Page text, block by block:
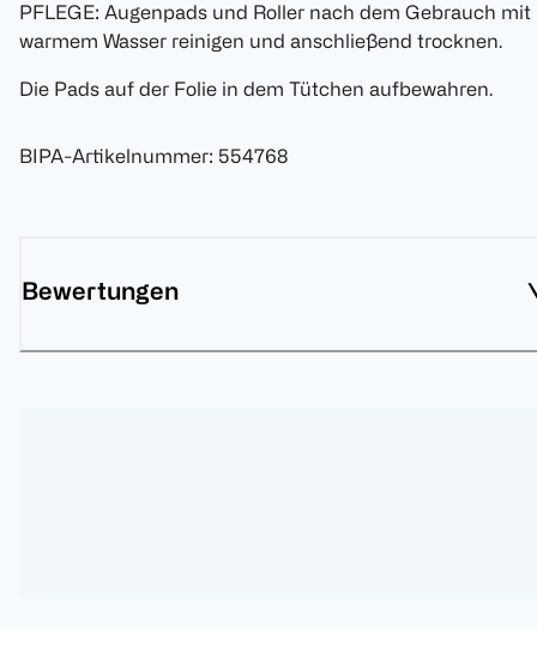
PFLEGE: Augenpads und Roller nach dem Gebrauch mit
warmem Wasser reinigen und anschließend trocknen.
Die Pads auf der Folie in dem Tütchen aufbewahren.
BIPA-Artikelnummer: 554768
Bewertungen